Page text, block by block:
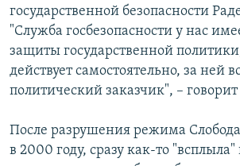
государственной безопасности
"Служба госбезопасности у нас
защиты государственной
действует самостоятельно, за ней
политический заказчик", –
После разрушения режима
в 2000 году, сразу как-то "всплыла"